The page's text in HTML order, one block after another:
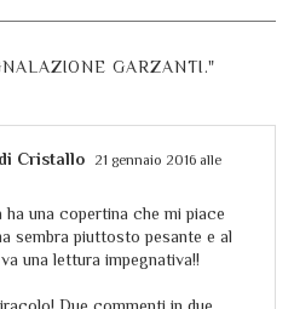
GARZANTI."
Cristallo
21 gennaio 2016 alle
ha una copertina che mi piace
sembra piuttosto pesante e al
una lettura impegnativa!!